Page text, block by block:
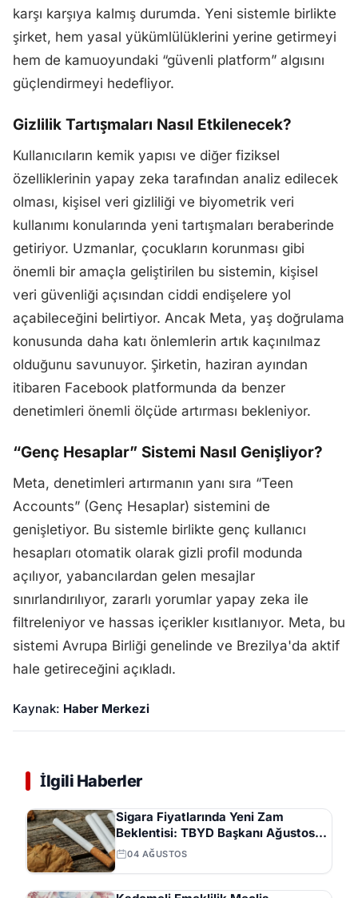
karşı karşıya kalmış durumda. Yeni sistemle birlikte
şirket, hem yasal yükümlülüklerini yerine getirmeyi
hem de kamuoyundaki “güvenli platform” algısını
güçlendirmeyi hedefliyor.
Gizlilik Tartışmaları Nasıl Etkilenecek?
Kullanıcıların kemik yapısı ve diğer fiziksel
özelliklerinin yapay zeka tarafından analiz edilecek
olması, kişisel veri gizliliği ve biyometrik veri
kullanımı konularında yeni tartışmaları beraberinde
getiriyor. Uzmanlar, çocukların korunması gibi
önemli bir amaçla geliştirilen bu sistemin, kişisel
veri güvenliği açısından ciddi endişelere yol
açabileceğini belirtiyor. Ancak Meta, yaş doğrulama
konusunda daha katı önlemlerin artık kaçınılmaz
olduğunu savunuyor. Şirketin, haziran ayından
itibaren Facebook platformunda da benzer
denetimleri önemli ölçüde artırması bekleniyor.
“Genç Hesaplar” Sistemi Nasıl Genişliyor?
Meta, denetimleri artırmanın yanı sıra “Teen
Accounts” (Genç Hesaplar) sistemini de
genişletiyor. Bu sistemle birlikte genç kullanıcı
hesapları otomatik olarak gizli profil modunda
açılıyor, yabancılardan gelen mesajlar
sınırlandırılıyor, zararlı yorumlar yapay zeka ile
filtreleniyor ve hassas içerikler kısıtlanıyor. Meta, bu
sistemi Avrupa Birliği genelinde ve Brezilya'da aktif
hale getireceğini açıkladı.
Kaynak: Haber Merkezi
İlgili Haberler
Sigara Fiyatlarında Yeni Zam
Beklentisi: TBYD Başkanı Ağustos
Ayını İşaret Etti
04 AĞUSTOS